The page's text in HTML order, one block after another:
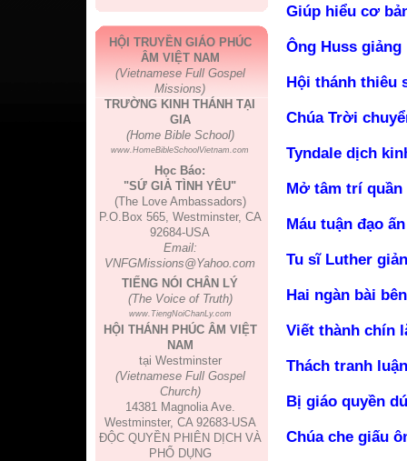
HỘI TRUYỀN GIÁO PHÚC
ÂM VIỆT NAM
(Vietnamese Full Gospel
Missions)
TRƯỜNG KINH THÁNH TẠI
GIA
(Home Bible School)
www.HomeBibleSchoolVietnam.com
Học Báo:
"SỨ GIẢ TÌNH YÊU"
(The Love Ambassadors)
P.O.Box 565, Westminster, CA
92684-USA
Email:
VNFGMissions@Yahoo.com
TIẾNG NÓI CHÂN LÝ
(The Voice of Truth)
www.TiengNoiChanLy.com
HỘI THÁNH PHÚC ÂM VIỆT
NAM
tại Westminster
(Vietnamese Full Gospel
Church)
14381 Magnolia Ave.
Westminster, CA 92683-USA
ĐỘC QUYỀN PHIÊN DỊCH VÀ
PHỔ DỤNG
Giúp hiểu cơ
Ông Huss
Hội thánh thiêu
Chúa Trời
Tyndale dịch
Mở tâm trí
Máu tuận đạo
Tu sĩ Luther
Hai ngàn bài
Viết thành chín
Thách tranh
Bị giáo quyền
Chúa che giấu